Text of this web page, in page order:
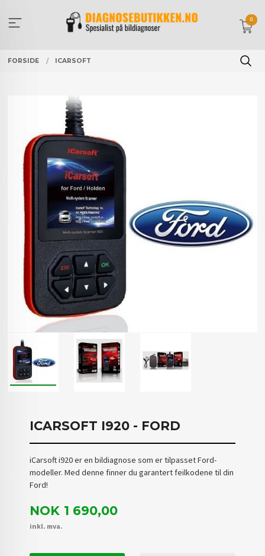
innholdet
0
FORSIDE ICARSOFT
ICARSOFT I920 - FORD
iCarsoft i920 er en bildiagnose som er tilpasset Ford-
modeller. Med denne finner du garantert feilkodene til din
Ford!
Pris
NOK 1 690,00
inkl. mva.